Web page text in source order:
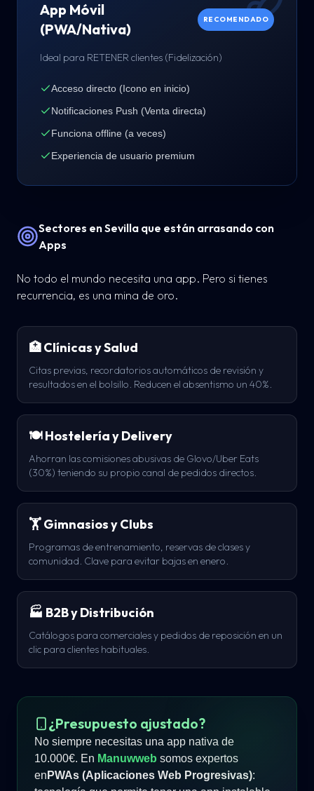
App Móvil
(PWA/Nativa)
RECOMENDADO
Ideal para RETENER clientes (Fidelización)
Acceso directo (Icono en inicio)
Notificaciones Push (Venta directa)
Funciona offline (a veces)
Experiencia de usuario premium
Sectores en Sevilla que están arrasando con
Apps
No todo el mundo necesita una app. Pero si tienes
recurrencia, es una mina de oro.
🏥 Clínicas y Salud
Citas previas, recordatorios automáticos de revisión y
resultados en el bolsillo. Reducen el absentismo un 40%.
🍽️ Hostelería y Delivery
Ahorran las comisiones abusivas de Glovo/Uber Eats
(30%) teniendo su propio canal de pedidos directos.
🏋️ Gimnasios y Clubs
Programas de entrenamiento, reservas de clases y
comunidad. Clave para evitar bajas en enero.
🏭 B2B y Distribución
Catálogos para comerciales y pedidos de reposición en un
clic para clientes habituales.
¿Presupuesto ajustado?
No siempre necesitas una app nativa de
10.000€. En Manuwweb somos expertos
en PWAs (Aplicaciones Web Progresivas):